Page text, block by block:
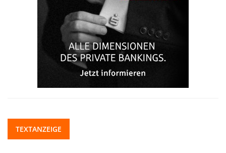
TEXTANZEIGE